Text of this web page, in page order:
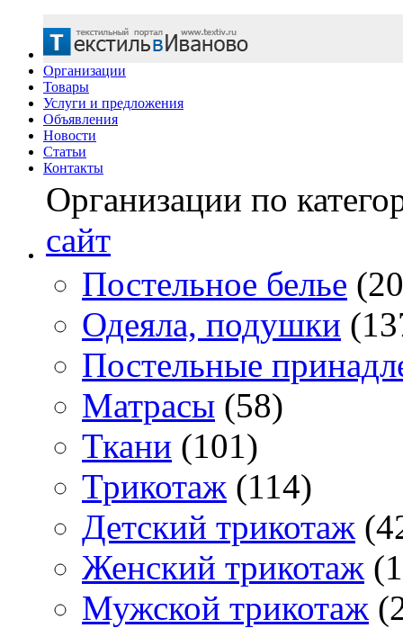
Организации
Товары
Услуги и предложения
Объявления
Новости
Статьи
Контакты
Организации по
сайт
Постельное белье
Одеяла, подушки
Постельные
Матраcы (58)
Ткани (101)
Трикотаж (114)
Детский трикотаж
Женский трикотаж
Мужской трикотаж